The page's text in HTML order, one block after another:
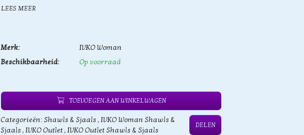
LEES MEER
Merk:
IVKO Woman
Beschikbaarheid:
Op voorraad
TOEVOEGEN AAN WINKELWAGEN
Categorieën: Shawls & Sjaals, IVKO Woman Shawls &
Sjaals, IVKO Outlet, IVKO Outlet Shawls & Sjaals
DELEN